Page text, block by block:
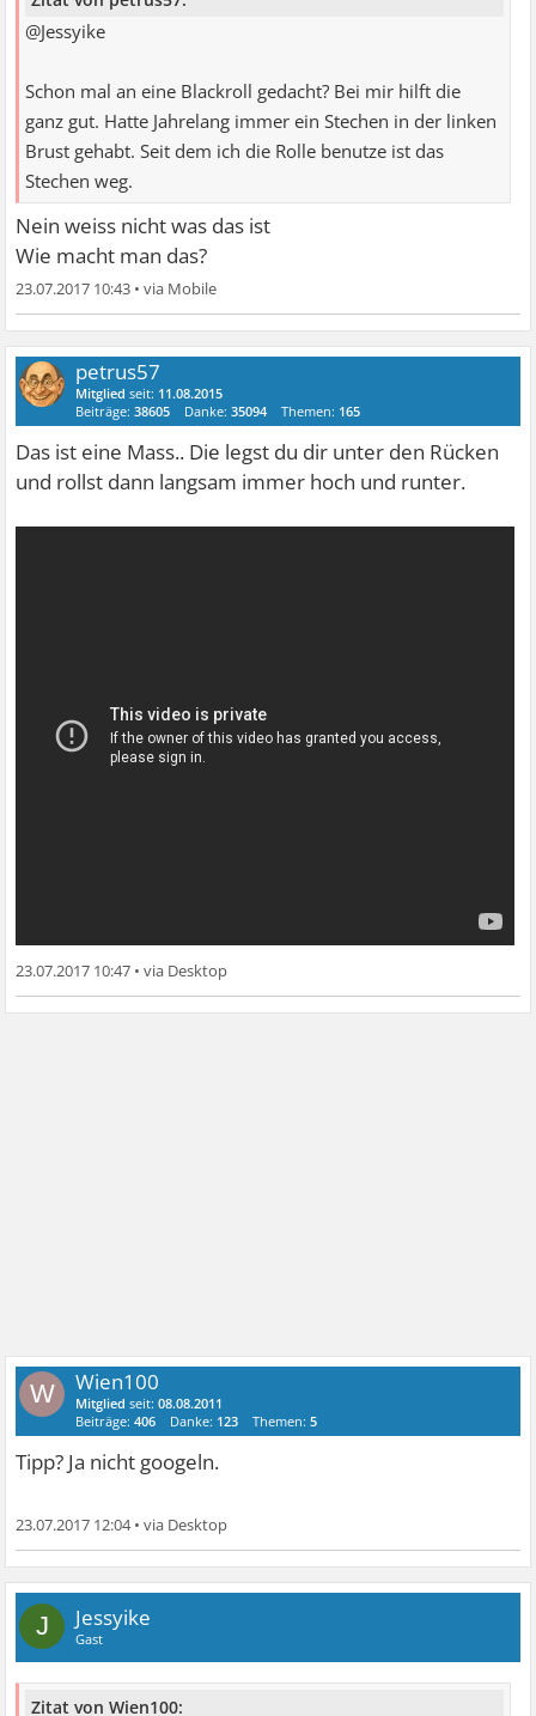
@Jessyike
Schon mal an eine Blackroll gedacht? Bei mir hilft die
ganz gut. Hatte Jahrelang immer ein Stechen in der linken
Brust gehabt. Seit dem ich die Rolle benutze ist das
Stechen weg.
Nein weiss nicht was das ist
Wie macht man das?
23.07.2017 10:43 •
petrus57
Mitglied seit: 11.08.2015
Beiträge:38605 Danke:35094 Themen: 165
Das ist eine Mass.. Die legst du dir unter den Rücken
und rollst dann langsam immer hoch und runter.
23.07.2017 10:47 •
W Wien100
Mitglied seit:08.08.2011
Beiträge:406 Danke: 123 Themen:5
Tipp? Ja nicht googeln.
23.07.2017 12:04•
J Jessyike
Gast
Zitat von Wien100: